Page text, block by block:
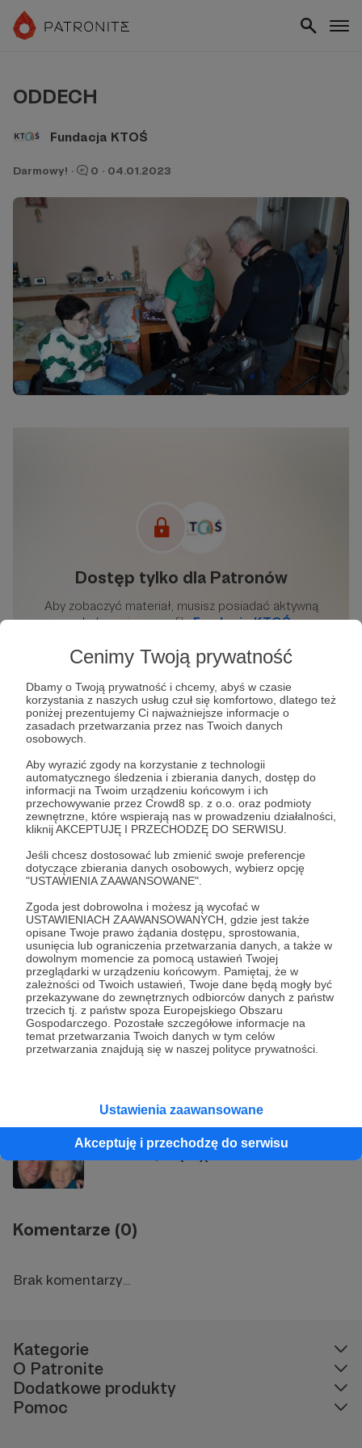
Cenimy Twoją prywatność
Dbamy o Twoją prywatność i chcemy, abyś w czasie
korzystania z naszych usług czuł się komfortowo, dlatego też
poniżej prezentujemy Ci najważniejsze informacje o
zasadach przetwarzania przez nas Twoich danych
osobowych.
Aby wyrazić zgody na korzystanie z technologii
automatycznego śledzenia i zbierania danych, dostęp do
informacji na Twoim urządzeniu końcowym i ich
przechowywanie przez Crowd8 sp. z o.o. oraz podmioty
zewnętrzne, które wspierają nas w prowadzeniu działalności,
kliknij AKCEPTUJĘ I PRZECHODZĘ DO SERWISU.
Jeśli chcesz dostosować lub zmienić swoje preferencje
dotyczące zbierania danych osobowych, wybierz opcję
"USTAWIENIA ZAAWANSOWANE".
Zgoda jest dobrowolna i możesz ją wycofać w
USTAWIENIACH ZAAWANSOWANYCH, gdzie jest także
opisane Twoje prawo żądania dostępu, sprostowania,
usunięcia lub ograniczenia przetwarzania danych, a także w
dowolnym momencie za pomocą ustawień Twojej
przeglądarki w urządzeniu końcowym. Pamiętaj, że w
zależności od Twoich ustawień, Twoje dane będą mogły być
przekazywane do zewnętrznych odbiorców danych z państw
trzecich tj. z państw spoza Europejskiego Obszaru
Gospodarczego. Pozostałe szczegółowe informacje na
temat przetwarzania Twoich danych w tym celów
przetwarzania znajdują się w naszej polityce prywatności.
Ustawienia zaawansowane
Akceptuję i przechodzę do serwisu
ODDECH
Fundacja KTOŚ
Darmowy! · 0 · 04.01.2023
Fundacja KTOŚ
Zobacz profil autora
Zobacz również
Wyborcza o KTOSIACH
Pani Ireno, dziękuję!
Komentarze (0)
Brak komentarzy...
Kategorie
O Patronite
Dodatkowe produkty
Pomoc